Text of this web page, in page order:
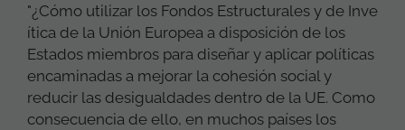
"¿Cómo utilizar los Fondos Estructurales y de Inve
ítica de la Unión Europea a disposición de los
Estados miembros para diseñar y aplicar políticas
encaminadas a mejorar la cohesión social y
reducir las desigualdades dentro de la UE. Como
consecuencia de ello, en muchos países los